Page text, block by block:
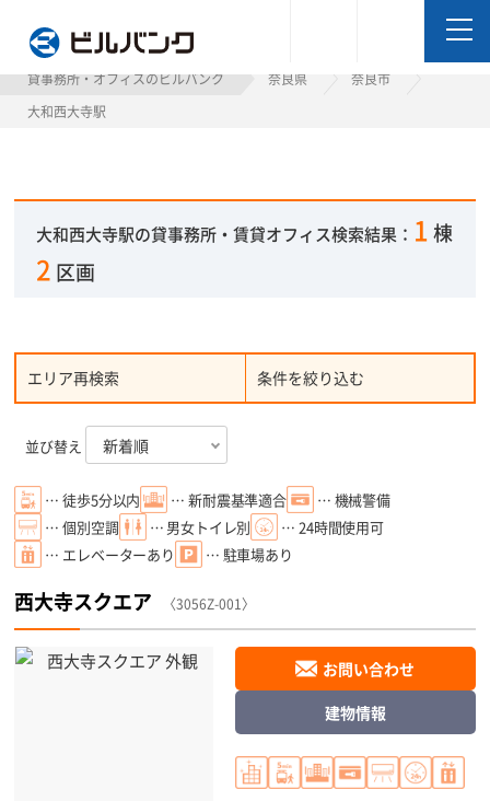
貸事務所・オフィスのビルバンク 奈良県
奈良市
大和西大寺駅
大和西大寺駅の貸事務所・賃貸オフィス検索結果： 1棟
2 区画
エリア再検索 条件を絞り込む
並び替え
… 徒歩5分以内 … 新耐震基準適合
… 機械警備
… 個別空調
… 男女トイレ別
… 24時間使用可
… エレベーターあり
… 駐車場あり
西大寺スクエア 〈3056Z-001〉
お問い合わせ
建物情報